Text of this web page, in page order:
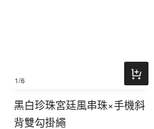
1/6
黑白珍珠宮廷風串珠×手機斜
背雙勾掛繩